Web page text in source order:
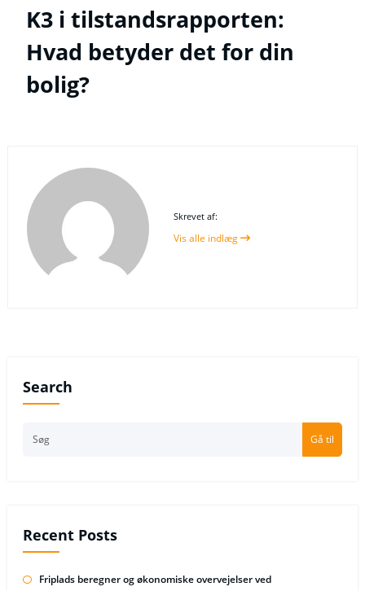
K3 i tilstandsrapporten:
Hvad betyder det for din
bolig?
Skrevet af:
Vis alle indlæg
Search
Gå til
Recent Posts
Friplads beregner og økonomiske overvejelser ved